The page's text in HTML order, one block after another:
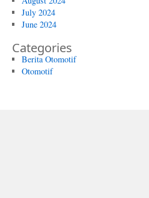
July 2024
June 2024
Categories
Berita Otomotif
Otomotif